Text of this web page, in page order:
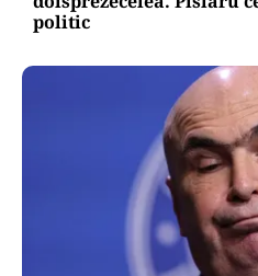
politic